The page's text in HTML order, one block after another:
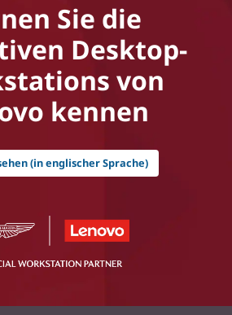
Sie die
Desktop-
von
kennen
(in englischer Sprache)